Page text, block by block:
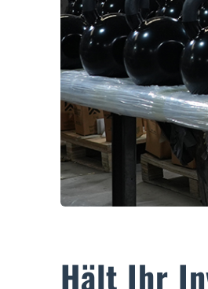
Weniger Unordnung
Erleichterung von
Bedarfsdeckung ohne
Wie vielseitige Kettlebells
Vereinfachen Sie die
Steigerung der
Abfall reduzieren,
Maßgeschneidert für Ihr
Hält Ihr